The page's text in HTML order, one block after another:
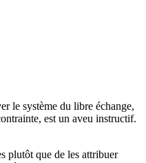
le système du libre échange,
est un aveu instructif.
plutôt que de les attribuer